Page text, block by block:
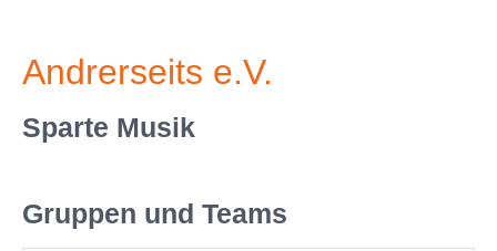
Andrerseits e.V.
Sparte Musik
Gruppen und Teams